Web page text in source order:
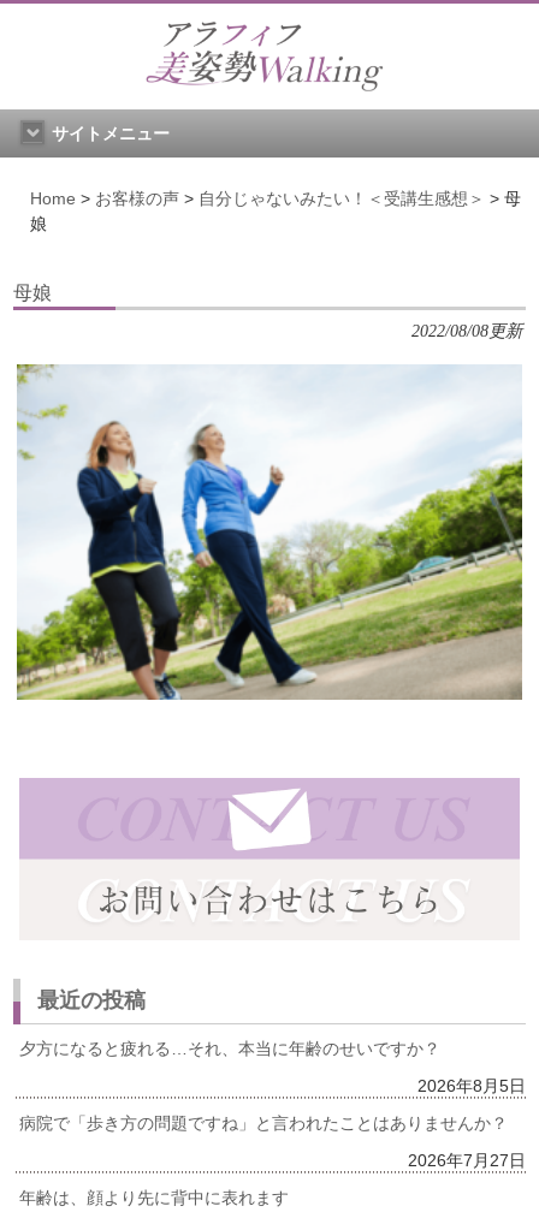
サイトメニュー
Home > お客様の声 > 自分じゃないみたい！＜受講生感想＞ > 母
娘
母娘
2022/08/08更新
最近の投稿
夕方になると疲れる…それ、本当に年齢のせいですか？
2026年8月5日
病院で「歩き方の問題ですね」と言われたことはありませんか？
2026年7月27日
年齢は、顔より先に背中に表れます